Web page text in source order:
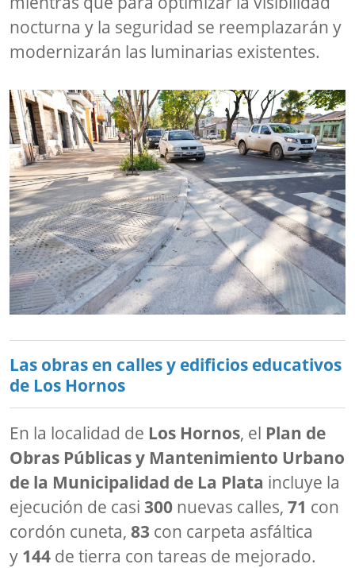
nocturna y la seguridad se reemplazarán y
modernizarán las luminarias existentes.
Las obras en calles y edificios educativos
de Los Hornos
En la localidad de Los Hornos, el Plan de
Obras Públicas y Mantenimiento Urbano
de la Municipalidad de La Plata incluye la
ejecución de casi 300 nuevas calles, 71 con
cordón cuneta, 83 con carpeta asfáltica
y 144 de tierra con tareas de mejorado.